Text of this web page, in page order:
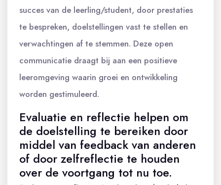
succes van de leerling/student, door prestaties
te bespreken, doelstellingen vast te stellen en
verwachtingen af te stemmen. Deze open
communicatie draagt bij aan een positieve
leeromgeving waarin groei en ontwikkeling
worden gestimuleerd.
Evaluatie en reflectie helpen om
de doelstelling te bereiken door
middel van feedback van anderen
of door zelfreflectie te houden
over de voortgang tot nu toe.